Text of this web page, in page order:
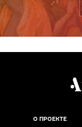
О ПРОЕКТЕ